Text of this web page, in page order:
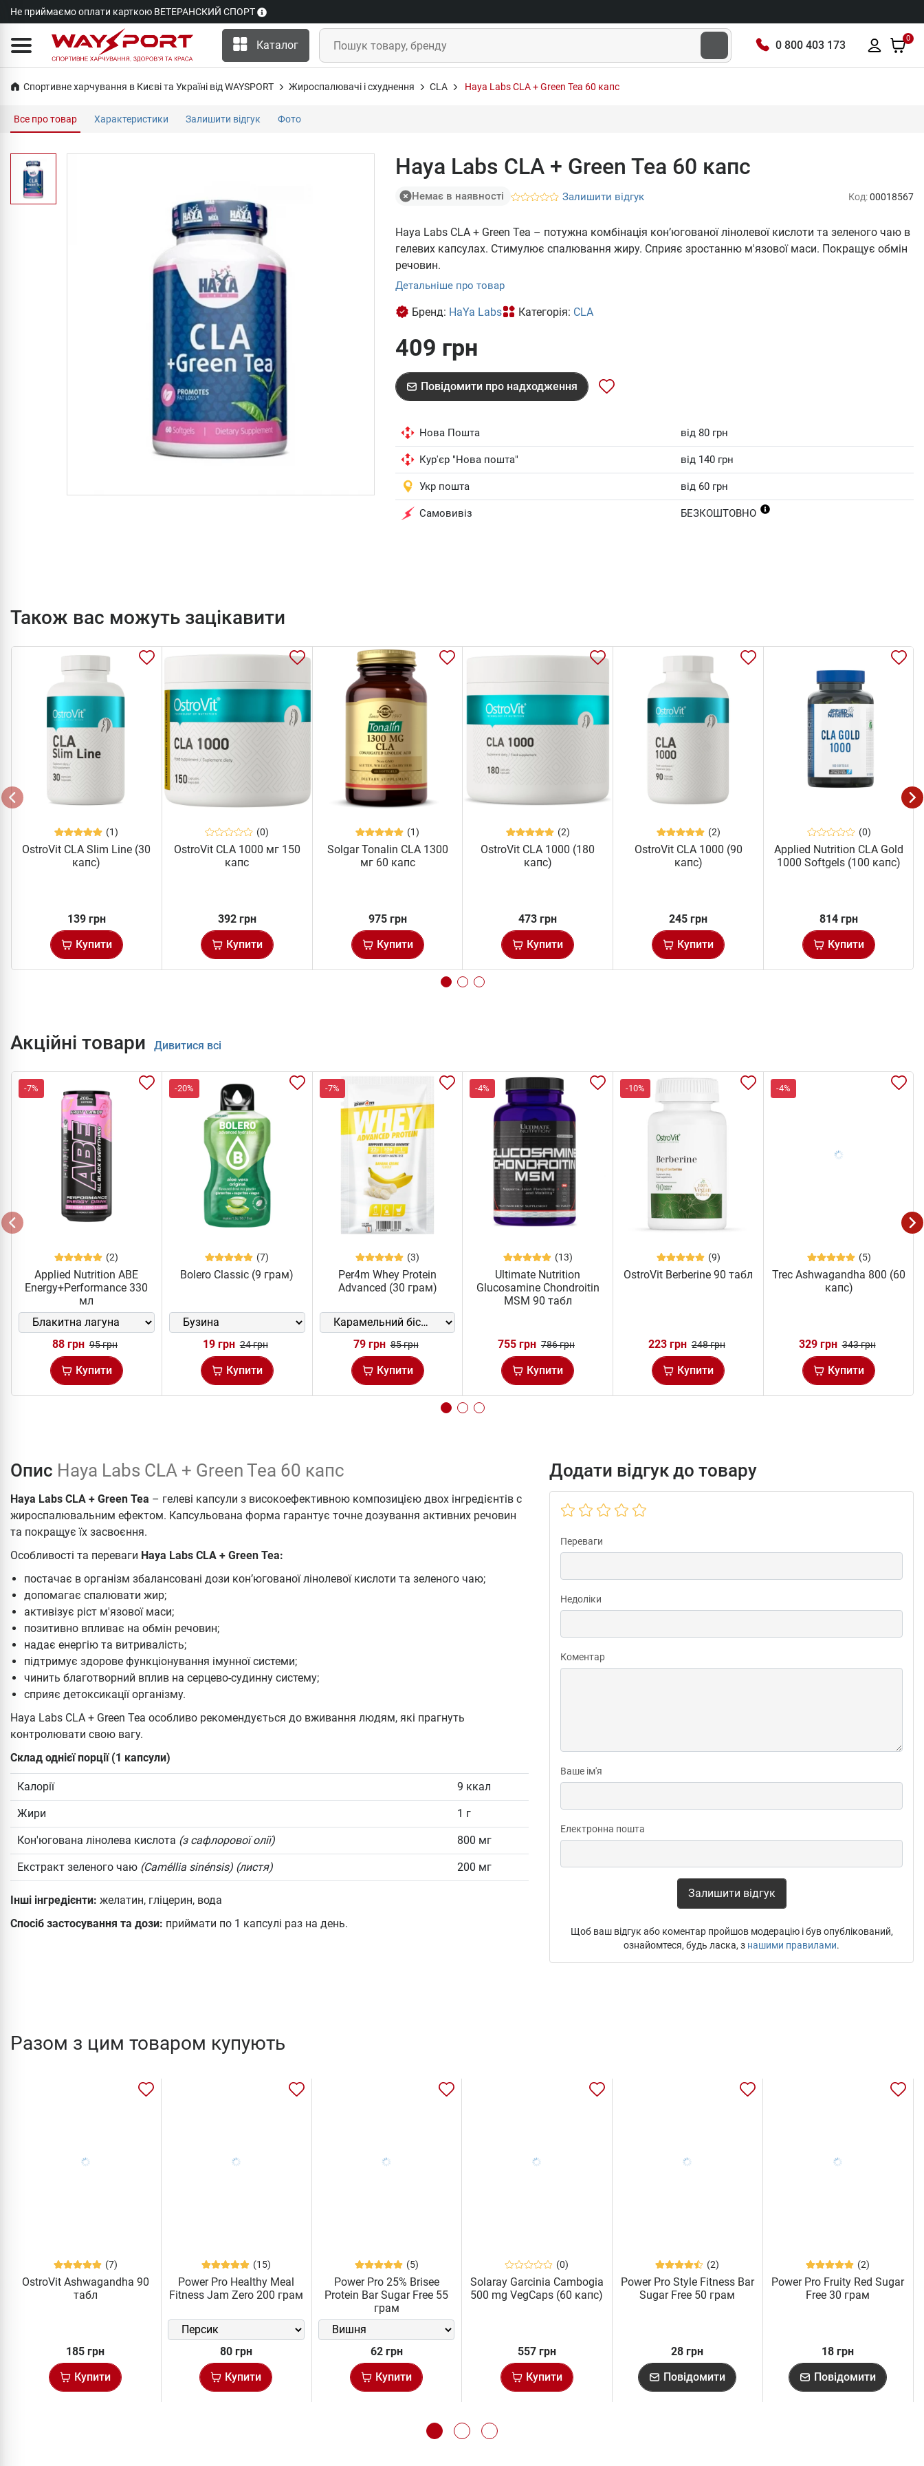
Не приймаємо оплати карткою ВЕТЕРАНСКИЙ СПОРТ
Каталог 0 800 403 173
0
Спортивне харчування в Києві та Україні від WAYSPORT Жироспалювачі і схуднення CLA Haya Labs CLA + Green Tea 60 капс
Все про товар Характеристики Залишити відгук Фото
Haya Labs CLA + Green Tea 60 капс
Немає в наявності Залишити відгук Код:00018567
Haya Labs CLA + Green Tea – потужна комбінація кон’югованої лінолевої кислоти та зеленого чаю в
гелевих капсулах. Стимулює спалювання жиру. Сприяє зростанню м'язової маси. Покращує обмін
речовин.
Детальніше про товар
Бренд: HaYa Labs Категорія: CLA
409 грн
Повідомити про надходження
Нова Пошта від 80 грн
Кур'єр "Нова пошта" від 140 грн
Укр пошта від 60 грн
Самовивіз БЕЗКОШТОВНО
Також вас можуть зацікавити
(1)
OstroVit CLA Slim Line (30
капс)
139 грн
Купити
(0)
OstroVit CLA 1000 мг 150
капс
392 грн
Купити
(1)
Solgar Tonalin CLA 1300
мг 60 капс
975 грн
Купити
(2)
OstroVit CLA 1000 (180
капс)
473 грн
Купити
(2)
OstroVit CLA 1000 (90
капс)
245 грн
Купити
(0)
Applied Nutrition CLA Gold
1000 Softgels (100 капс)
814 грн
Купити
Акційні товари Дивитися всі
-7%
(2)
Applied Nutrition ABE
Energy+Performance 330
мл
88 грн 95 грн
Купити
-20%
(7)
Bolero Classic (9 грам)
19 грн 24 грн
Купити
-7%
(3)
Per4m Whey Protein
Advanced (30 грам)
79 грн 85 грн
Купити
-4%
(13)
Ultimate Nutrition
Glucosamine Chondroitin
MSM 90 табл
755 грн 786 грн
Купити
-10%
(9)
OstroVit Berberine 90 табл
223 грн 248 грн
Купити
-4%
(5)
Trec Ashwagandha 800 (60
капс)
329 грн 343 грн
Купити
Опис Haya Labs CLA + Green Tea 60 капс
Haya Labs CLA + Green Tea – гелеві капсули з високоефективною композицією двох інгредієнтів с
жироспалювальним ефектом. Капсульована форма гарантує точне дозування активних речовин
та покращує їх засвоєння.
Особливості та переваги Haya Labs CLA + Green Tea:
постачає в організм збалансовані дози кон’югованої лінолевої кислоти та зеленого чаю;
допомагає спалювати жир;
активізує ріст м'язової маси;
позитивно впливає на обмін речовин;
надає енергію та витривалість;
підтримує здорове функціонування імунної системи;
чинить благотворний вплив на серцево-судинну систему;
сприяє детоксикації організму.
Haya Labs CLA + Green Tea особливо рекомендується до вживання людям, які прагнуть
контролювати свою вагу.
Склад однієї порції (1 капсули)
Калорії 9 ккал
Жири 1 г
Кон'югована лінолева кислота (з сафлорової олії) 800 мг
Екстракт зеленого чаю (Caméllia sinénsis) (листя) 200 мг
Інші інгредієнти: желатин, гліцерин, вода
Спосіб застосування та дози: приймати по 1 капсулі раз на день.
Додати відгук до товару
Переваги
Недоліки
Коментар
Ваше ім'я
Електронна пошта
Залишити відгук
Щоб ваш відгук або коментар пройшов модерацію і був опублікований,
ознайомтеся, будь ласка, з нашими правилами.
Разом з цим товаром купують
(7)
OstroVit Ashwagandha 90
табл
185 грн
Купити
(15)
Power Pro Healthy Meal
Fitness Jam Zero 200 грам
80 грн
Купити
(5)
Power Pro 25% Brisee
Protein Bar Sugar Free 55
грам
62 грн
Купити
(0)
Solaray Garcinia Cambogia
500 mg VegCaps (60 капс)
557 грн
Купити
(2)
Power Pro Style Fitness Bar
Sugar Free 50 грам
28 грн
Повідомити
(2)
Power Pro Fruity Red Sugar
Free 30 грам
18 грн
Повідомити